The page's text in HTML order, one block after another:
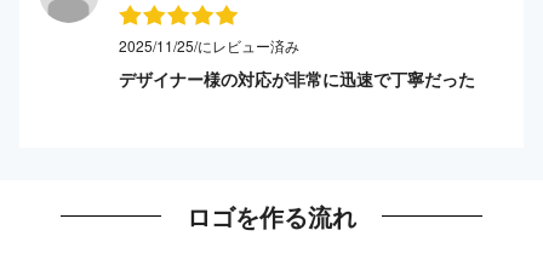
2025/11/25/にレビュー済み
デザイナー様の対応が非常に迅速で丁寧だった
ロゴを作る流れ